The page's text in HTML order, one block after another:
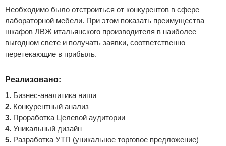
Необходимо было отстроиться от конкурентов в сфере
лабораторной мебели. При этом показать преимущества
шкафов ЛВЖ итальянского производителя в наиболее
выгодном свете и получать заявки, соответственно
перетекающие в прибыль.
Реализовано:
1. Бизнес-аналитика ниши
2. Конкурентный анализ
3. Проработка Целевой аудитории
4. Уникальный дизайн
5. Разработка УТП (уникальное торговое предложение)